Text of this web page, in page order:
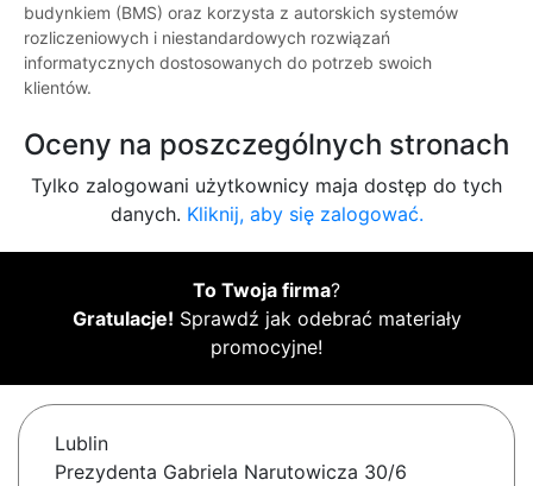
budynkiem (BMS) oraz korzysta z autorskich systemów
rozliczeniowych i niestandardowych rozwiązań
informatycznych dostosowanych do potrzeb swoich
klientów.
Oceny na poszczególnych stronach
Tylko zalogowani użytkownicy maja dostęp do tych
danych. Kliknij, aby się zalogować.
To Twoja firma?
Gratulacje! Sprawdź jak odebrać materiały
promocyjne!
Lublin
Prezydenta Gabriela Narutowicza 30/6